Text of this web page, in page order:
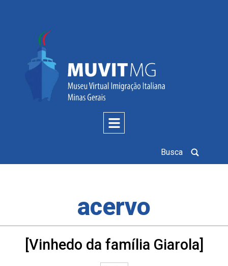
Busca
acervo
[Vinhedo da família Giarola]